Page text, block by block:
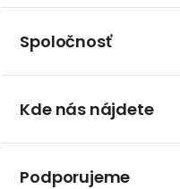
Spoločnosť
Kde nás nájdete
Podporujeme